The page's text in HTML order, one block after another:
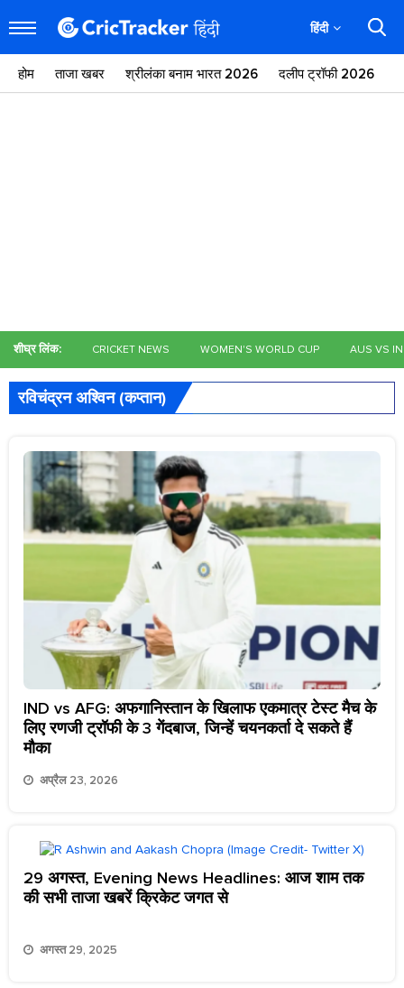
हिंदी
होम ताजा खबर श्रीलंका बनाम भारत 2026 दलीप ट्रॉफी 2026
शीघ्र लिंक: CRICKET NEWS WOMEN'S WORLD CUP AUS VS
रविचंद्रन अश्विन (कप्तान)
IND vs AFG: अफगानिस्तान के खिलाफ एकमात्र टेस्ट मैच के
लिए रणजी ट्रॉफी के 3 गेंदबाज, जिन्हें चयनकर्ता दे सकते हैं
मौका
अप्रैल 23, 2026
29 अगस्त, Evening News Headlines: आज शाम तक
की सभी ताजा खबरें क्रिकेट जगत से
अगस्त 29, 2025